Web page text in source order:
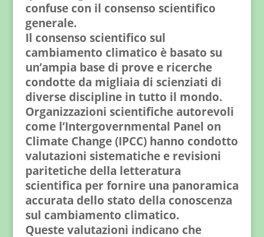
confuse con il consenso scientifico
generale.
Il consenso scientifico sul
cambiamento climatico è basato su
un’ampia base di prove e ricerche
condotte da migliaia di scienziati di
diverse discipline in tutto il mondo.
Organizzazioni scientifiche autorevoli
come l’Intergovernmental Panel on
Climate Change (IPCC) hanno condotto
valutazioni sistematiche e revisioni
paritetiche della letteratura
scientifica per fornire una panoramica
accurata dello stato della conoscenza
sul cambiamento climatico.
Queste valutazioni indicano che